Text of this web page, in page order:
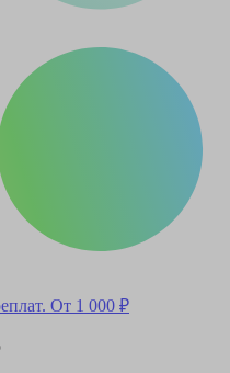
От 1 000 ₽